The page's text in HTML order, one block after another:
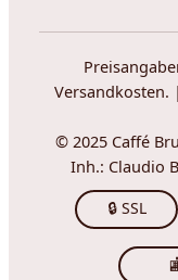
Versandkosten.
© 2025 Caffé
Inh.: Claudio
🔒 SSL